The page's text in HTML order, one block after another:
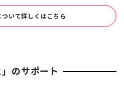
いて詳しくはこちら
」のサポート